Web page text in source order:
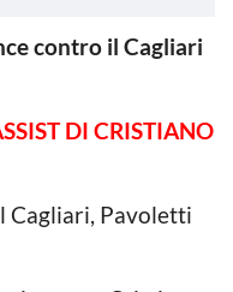
contro il Cagliari
DI CRISTIANO
Cagliari, Pavoletti